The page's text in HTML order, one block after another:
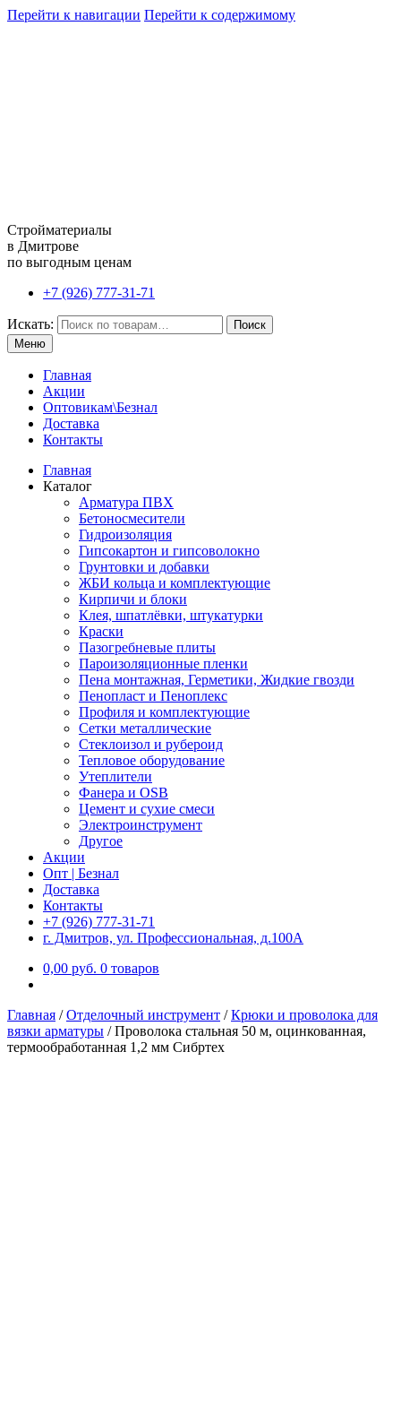
Перейти к навигации Перейти к содержимому
Стройматериалы
в Дмитрове
по выгодным ценам
+7 (926) 777-31-71
Искать:
Поиск
Меню
Главная
Акции
Оптовикам\Безнал
Доставка
Контакты
Главная
Каталог
Арматура ПВХ
Бетоносмесители
Гидроизоляция
Гипсокартон и гипсоволокно
Грунтовки и добавки
ЖБИ кольца и комплектующие
Кирпичи и блоки
Клея, шпатлёвки, штукатурки
Краски
Пазогребневые плиты
Пароизоляционные пленки
Пена монтажная, Герметики, Жидкие гвозди
Пенопласт и Пеноплекс
Профиля и комплектующие
Сетки металлические
Стеклоизол и рубероид
Тепловое оборудование
Утеплители
Фанера и OSB
Цемент и сухие смеси
Электроинструмент
Другое
Акции
Опт | Безнал
Доставка
Контакты
+7 (926) 777-31-71
г. Дмитров, ул. Профессиональная, д.100А
0,00 руб. 0 товаров
Главная /Отделочный инструмент /Крюки и проволока для
вязки арматуры /Проволока стальная 50 м, оцинкованная,
термообработанная 1,2 мм Сибртех